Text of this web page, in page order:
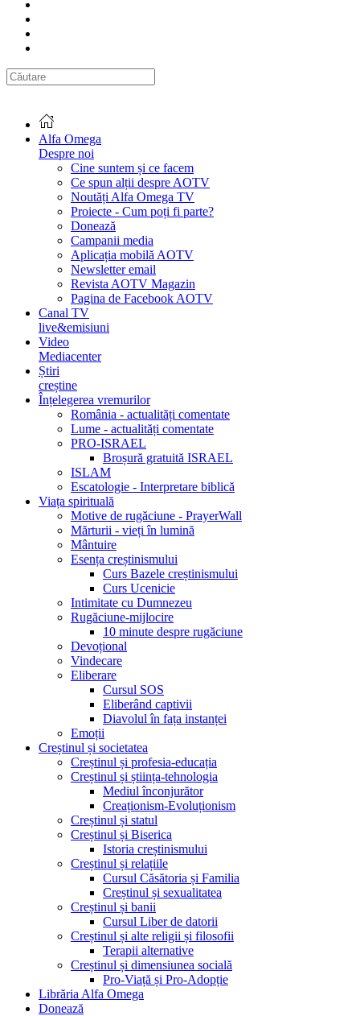
Alfa Omega
Despre noi
Cine suntem și ce facem
Ce spun alții despre AOTV
Noutăți Alfa Omega TV
Proiecte - Cum poți fi parte?
Donează
Campanii media
Aplicația mobilă AOTV
Newsletter email
Revista AOTV Magazin
Pagina de Facebook AOTV
Canal TV
live&emisiuni
Video
Mediacenter
Știri
creștine
Înțelegerea vremurilor
România - actualități comentate
Lume - actualități comentate
PRO-ISRAEL
Broșură gratuită ISRAEL
ISLAM
Escatologie - Interpretare biblică
Viața spirituală
Motive de rugăciune - PrayerWall
Mărturii - vieți în lumină
Mântuire
Esența creștinismului
Curs Bazele creștinismului
Curs Ucenicie
Intimitate cu Dumnezeu
Rugăciune-mijlocire
10 minute despre rugăciune
Devoțional
Vindecare
Eliberare
Cursul SOS
Eliberând captivii
Diavolul în fața instanței
Emoții
Creștinul și societatea
Creștinul și profesia-educația
Creștinul și știința-tehnologia
Mediul înconjurător
Creaționism-Evoluționism
Creștinul și statul
Creștinul și Biserica
Istoria creștinismului
Creștinul și relațiile
Cursul Căsătoria și Familia
Creștinul și sexualitatea
Creștinul și banii
Cursul Liber de datorii
Creștinul și alte religii și filosofii
Terapii alternative
Creștinul și dimensiunea socială
Pro-Viață și Pro-Adopție
Librăria Alfa Omega
Donează